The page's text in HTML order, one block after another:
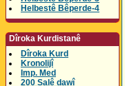
Helbestê Bêperde-4
Dîroka Kurdistanê
Dîroka Kurd
Kronolijî
Imp. Med
200 Salê dawî